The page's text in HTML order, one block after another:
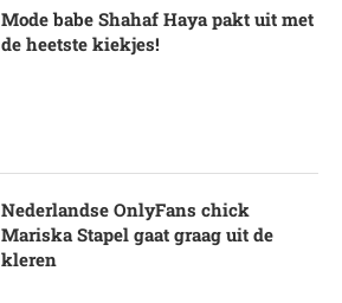
Mode babe Shahaf Haya pakt uit met
de heetste kiekjes!
Nederlandse OnlyFans chick
Mariska Stapel gaat graag uit de
kleren